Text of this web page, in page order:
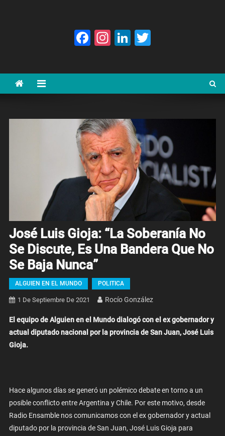
Facebook
Instagram
LinkedIn
José Luis Gioja: “La Soberanía No
Se Discute, Es Una Bandera Que No
Se Baja Nunca”
ALGUIEN EN EL MUNDO POLITICA
1 De Septiembre De 2021 Rocío González
El equipo de Alguien en el Mundo dialogó con el ex gobernador y
actual diputado nacional por la provincia de San Juan, José Luis
Gioja.
Hace algunos días se generó un polémico debate en torno a un
posible conflicto entre Argentina y Chile. Por este motivo, desde
Radio Ensamble nos comunicamos con el ex gobernador y actual
diputado por la provincia de San Juan, José Luis Gioja para